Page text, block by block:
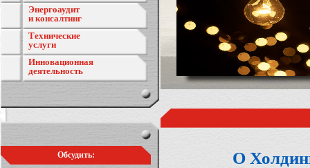
Энергоаудит
и консалтинг
Технические
услуги
Инновационная
деятельность
Обсудить:
О